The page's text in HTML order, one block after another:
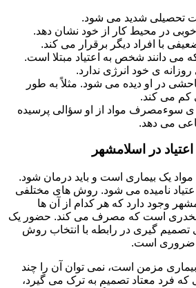
تحصیلی شدید می شود.
خوبی در محیط کار از خود نشان دهد.
با افراد دیگر برقرار می کند.
دانند شخص به اعتیاد مبتلا است.
روزانه ی خود انرژی ندارد.
در او دیده می شود. مثلاً به طور
کم می کند.
ی سوءمصرف مواد از او سؤالی پرسیده
می دهد.
در اسلامشهر
مواد یک بیماری است و باید درمان شود.
نامیده می شود. روش های مختلفی
وجود دارد که هر کدام از آن ها
است که مصرف می کند. حضور یک
گیری در رابطه با انتخاب روش
ضروری است.
بیماری مزمن است، نمی توان آن را چند
که فرد معتاد تصمیم به ترک می گیرد،